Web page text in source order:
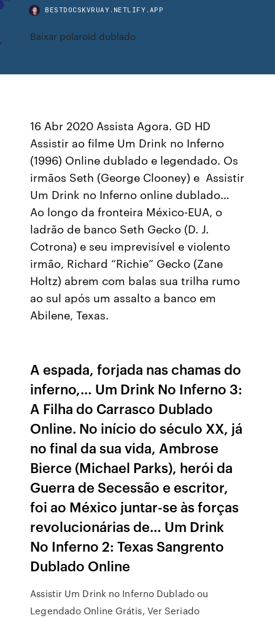
BESTDOCSKVRUAY.NETLIFY.APP
Baixar polaroid dublado
16 Abr 2020 Assista Agora. GD HD
Assistir ao filme Um Drink no Inferno
(1996) Online dublado e legendado. Os
irmãos Seth (George Clooney) e Assistir
Um Drink no Inferno online dublado…
Ao longo da fronteira México-EUA, o
ladrão de banco Seth Gecko (D. J.
Cotrona) e seu imprevisível e violento
irmão, Richard “Richie” Gecko (Zane
Holtz) abrem com balas sua trilha rumo
ao sul após um assalto a banco em
Abilene, Texas.
A espada, forjada nas chamas do
inferno,… Um Drink No Inferno 3:
A Filha do Carrasco Dublado
Online. No início do século XX, já
no final da sua vida, Ambrose
Bierce (Michael Parks), herói da
Guerra de Secessão e escritor,
foi ao México juntar-se às forças
revolucionárias de… Um Drink
No Inferno 2: Texas Sangrento
Dublado Online
Assistir Um Drink no Inferno Dublado ou
Legendado Online Grátis, Ver Seriado